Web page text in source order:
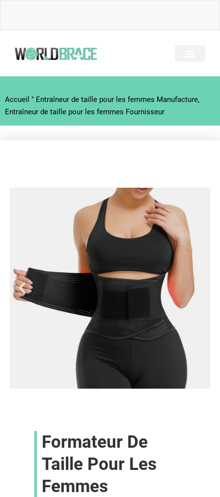
Accueil " Entraîneur de taille pour les femmes Manufacture,
Entraîneur de taille pour les femmes Fournisseur
Formateur De
Taille Pour Les
Femmes